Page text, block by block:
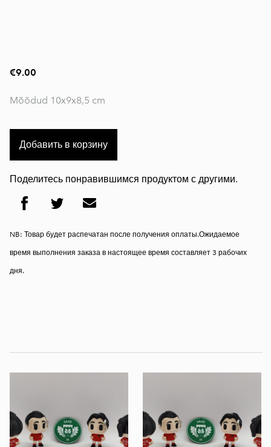
€9.00
Mõõdud 10x9x8,5 cm
Добавить в корзину
Поделитесь понравившимся продуктом с другими.
NB: Товар будет распечатан после получения оплаты.Ожидаемое
время выполнения заказа в настоящее время составляет 3 рабочих
дня.